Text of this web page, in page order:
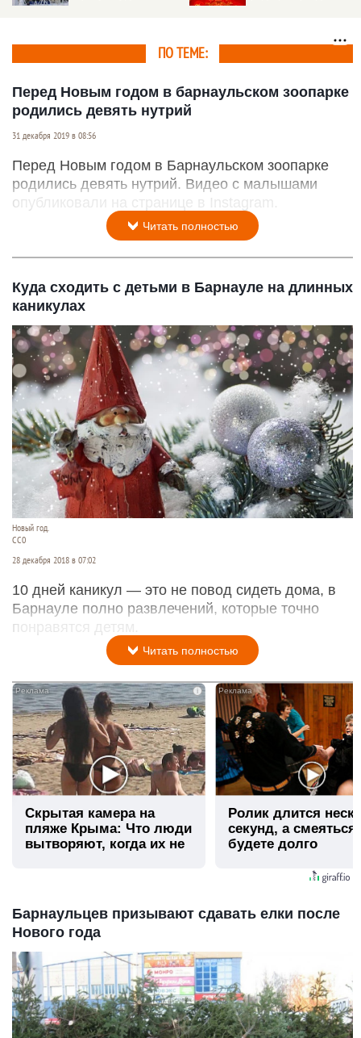
ПО ТЕМЕ:
Перед Новым годом в барнаульском зоопарке
родились девять нутрий
31 декабря 2019 в 08:56
Перед Новым годом в Барнаульском зоопарке
родились девять нутрий. Видео с малышами
опубликовали на странице в Instagram.
Читать полностью
Куда сходить с детьми в Барнауле на длинных
каникулах
Новый год.
СС0
28 декабря 2018 в 07:02
10 дней каникул — это не повод сидеть дома, в
Барнауле полно развлечений, которые точно
понравятся детям.
Читать полностью
i
Скрытая камера на
пляже Крыма: Что люди
вытворяют, когда их не
Ролик длится
секунд, а
будете долго
Барнаульцев призывают сдавать елки после
Нового года